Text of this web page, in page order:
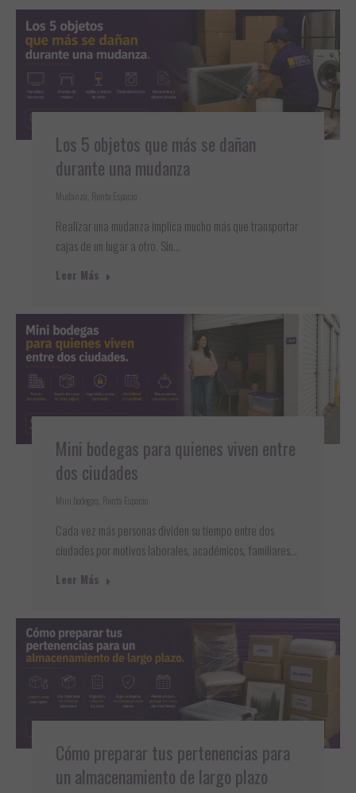
Los 5 objetos que más se dañan
durante una mudanza
Mudanza Renta Espacio
Realizar una mudanza implica mucho más que transportar
cajas de un lugar a otro. Sin…
Leer Más
Mini bodegas para quienes viven entre
dos ciudades
Mini bodegas Renta Espacio
Cada vez más personas dividen su tiempo entre dos
ciudades por motivos laborales, académicos, familiares…
Leer Más
Cómo preparar tus pertenencias para
un almacenamiento de largo plazo